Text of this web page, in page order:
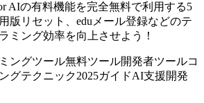
AIの有料機能を完全無料で利用する5
版リセット、eduメール登録などのテ
ミング効率を向上させよう！
ングツール無料ツール開発者ツールコ
グテクニック2025ガイドAI支援開発